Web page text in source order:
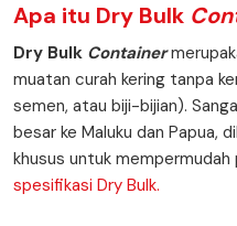
Apa itu Dry Bulk
Dry Bulk Container
muatan curah kering tanpa
semen, atau biji-bijian).
besar ke Maluku dan Papua,
khusus untuk
spesifikasi Dry Bulk.